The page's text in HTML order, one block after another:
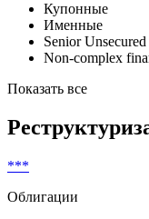
Купонные
Именные
Senior Unsecured
Non-complex
Показать все
***
Облигации